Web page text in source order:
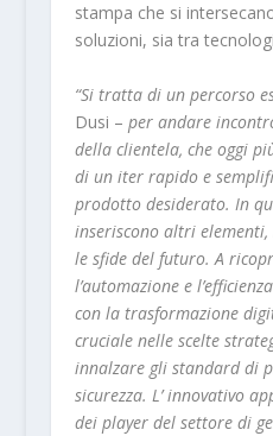
stampa che si
soluzioni, sia tra
“Si tratta di un percorso
Dusi – per andare
della clientela, che oggi
di un iter rapido e
prodotto desiderato. In
inseriscono altri
le sfide del futuro. A
l’automazione e
con la trasformazione
cruciale nelle scelte
innalzare gli standard di
sicurezza. L’ innovativo
dei player del settore di